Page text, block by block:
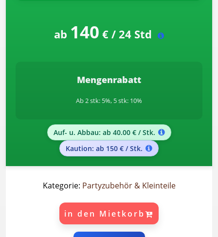
ab 140 € / 24 Std
Mengenrabatt
Ab 2 stk: 5%, 5 stk: 10%
Auf- u. Abbau: ab 40.00 € / Stk.
Kaution: ab 150 € / Stk.
Kategorie: Partyzubehör & Kleinteile
in den Mietkorb